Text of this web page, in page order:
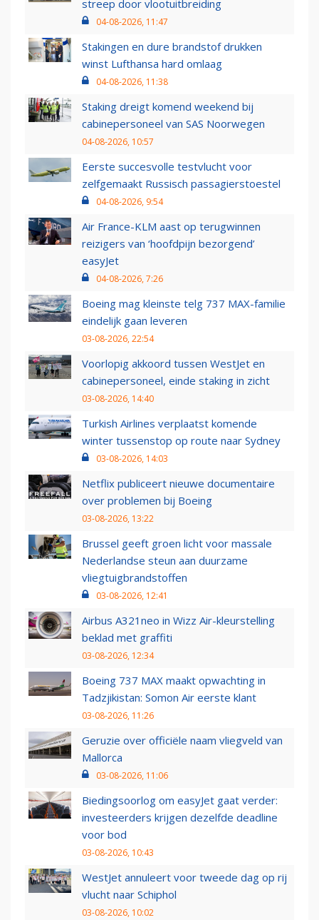
streep door vlootuitbreiding
04-08-2026, 11:47
Stakingen en dure brandstof drukken
winst Lufthansa hard omlaag
04-08-2026, 11:38
Staking dreigt komend weekend bij
cabinepersoneel van SAS Noorwegen
04-08-2026, 10:57
Eerste succesvolle testvlucht voor
zelfgemaakt Russisch passagierstoestel
04-08-2026, 9:54
Air France-KLM aast op terugwinnen
reizigers van ‘hoofdpijn bezorgend’
easyJet
04-08-2026, 7:26
Boeing mag kleinste telg 737 MAX-familie
eindelijk gaan leveren
03-08-2026, 22:54
Voorlopig akkoord tussen WestJet en
cabinepersoneel, einde staking in zicht
03-08-2026, 14:40
Turkish Airlines verplaatst komende
winter tussenstop op route naar Sydney
03-08-2026, 14:03
Netflix publiceert nieuwe documentaire
over problemen bij Boeing
03-08-2026, 13:22
Brussel geeft groen licht voor massale
Nederlandse steun aan duurzame
vliegtuigbrandstoffen
03-08-2026, 12:41
Airbus A321neo in Wizz Air-kleurstelling
beklad met graffiti
03-08-2026, 12:34
Boeing 737 MAX maakt opwachting in
Tadzjikistan: Somon Air eerste klant
03-08-2026, 11:26
Geruzie over officiële naam vliegveld van
Mallorca
03-08-2026, 11:06
Biedingsoorlog om easyJet gaat verder:
investeerders krijgen dezelfde deadline
voor bod
03-08-2026, 10:43
WestJet annuleert voor tweede dag op rij
vlucht naar Schiphol
03-08-2026, 10:02